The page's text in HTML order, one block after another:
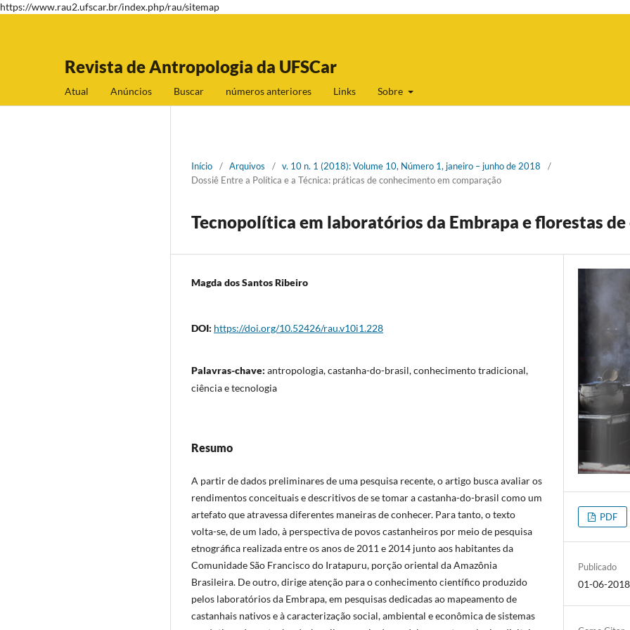
https://www.rau2.ufscar.br/index.php/rau/sitemap
Revista de Antropologia da UFSCar
Atual Anúncios Buscar números anteriores Links Sobre
Início / Arquivos / v. 10 n. 1 (2018): Volume 10, Número 1, janeiro – junho de 2018
/
Dossiê Entre a Política e a Técnica: práticas de conhecimento em comparação
Tecnopolítica em laboratórios da Embrapa e florestas de
Magda dos Santos Ribeiro
DOI: https://doi.org/10.52426/rau.v10i1.228
Palavras-chave: antropologia, castanha-do-brasil, conhecimento tradicional,
ciência e tecnologia
Resumo
A partir de dados preliminares de uma pesquisa recente, o artigo busca avaliar os
rendimentos conceituais e descritivos de se tomar a castanha-do-brasil como um
artefato que atravessa diferentes maneiras de conhecer. Para tanto, o texto
volta-se, de um lado, à perspectiva de povos castanheiros por meio de pesquisa
etnográfica realizada entre os anos de 2011 e 2014 junto aos habitantes da
Comunidade São Francisco do Iratapuru, porção oriental da Amazônia
Brasileira. De outro, dirige atenção para o conhecimento científico produzido
pelos laboratórios da Embrapa, em pesquisas dedicadas ao mapeamento de
castanhais nativos e à caracterização social, ambiental e econômica de sistemas
PDF
Publicado
01-06-2018